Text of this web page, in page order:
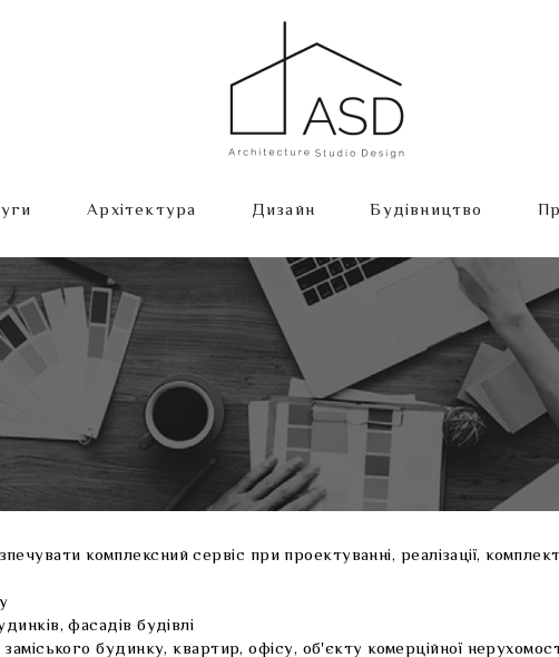
Архітектура Дизайн Будівництво
комплексний сервіс при проектуванні, реалізації,
фасадів будівлі
будинку, квартир, офісу, об'єкту комерційної